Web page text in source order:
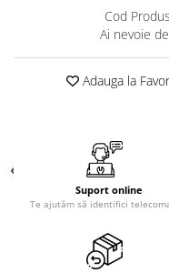
Telecomenzi Toshiba
Telecomenzi Utok
Telecomenzi Wellington
Telecomenzi Westwood
Cod
Ai nevoie
Adauga la
Suport online
Te ajutăm să identifici